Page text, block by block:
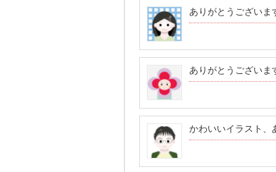
ありがとうございま
ありがとうございま
かわいいイラスト、